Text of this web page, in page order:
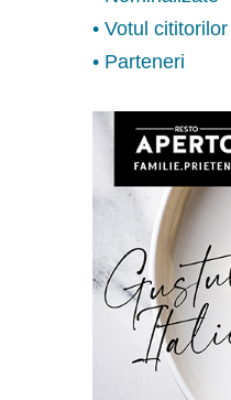
• Votul cititorilor
• Parteneri